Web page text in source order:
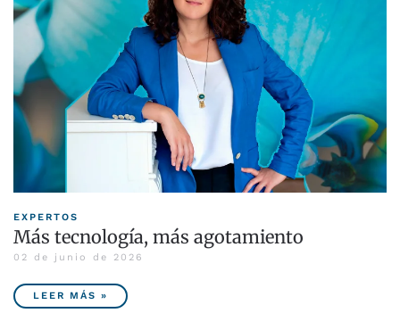
EXPERTOS
Más tecnología, más agotamiento
02 de junio de 2026
LEER MÁS »